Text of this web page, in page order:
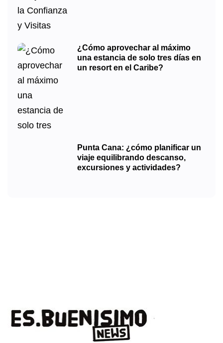
¿Cómo aprovechar al máximo
una estancia de solo tres días en
un resort en el Caribe?
Punta Cana: ¿cómo planificar un
viaje equilibrando descanso,
excursiones y actividades?